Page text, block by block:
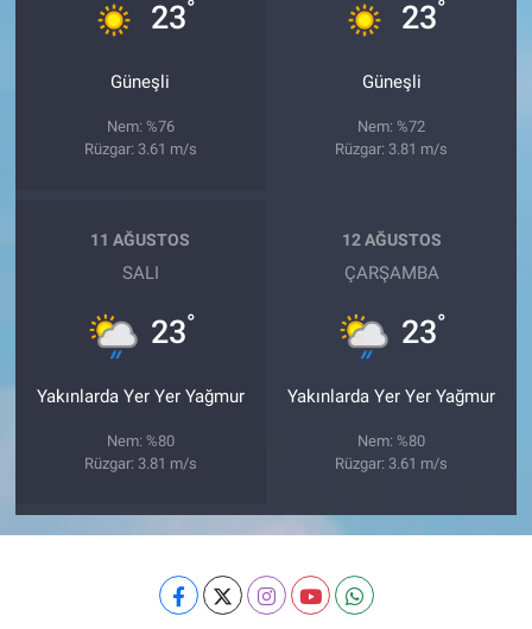
23°
Güneşli
Nem: %76
Rüzgar: 3.61 m/s
23°
Güneşli
Nem: %72
Rüzgar: 3.81 m/s
11 AĞUSTOS
SALI
23°
Yakınlarda Yer Yer Yağmur
Nem: %80
Rüzgar: 3.81 m/s
12 AĞUSTOS
ÇARŞAMBA
23°
Yakınlarda Yer Yer Yağmur
Nem: %80
Rüzgar: 3.61 m/s